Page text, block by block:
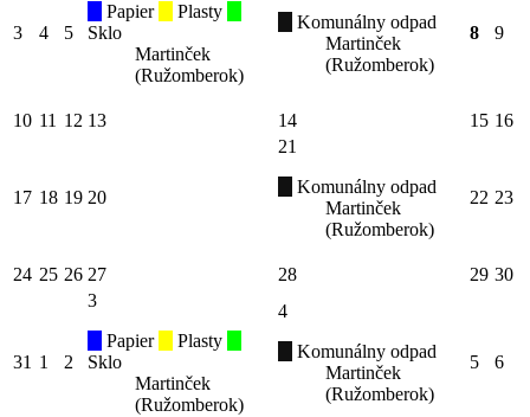
3 4 5
Papier
Plasty
Sklo
Martinček
(Ružomberok)
Komunálny odpad
Martinček
(Ružomberok)
8 9
10 11 12 13 14 15 16
17 18 19 20
21
Komunálny odpad
Martinček
(Ružomberok)
22 23
24 25 26 27 28 29 30
31 1 2
3
Papier
Plasty
Sklo
Martinček
(Ružomberok)
4
Komunálny odpad
Martinček
(Ružomberok)
5 6